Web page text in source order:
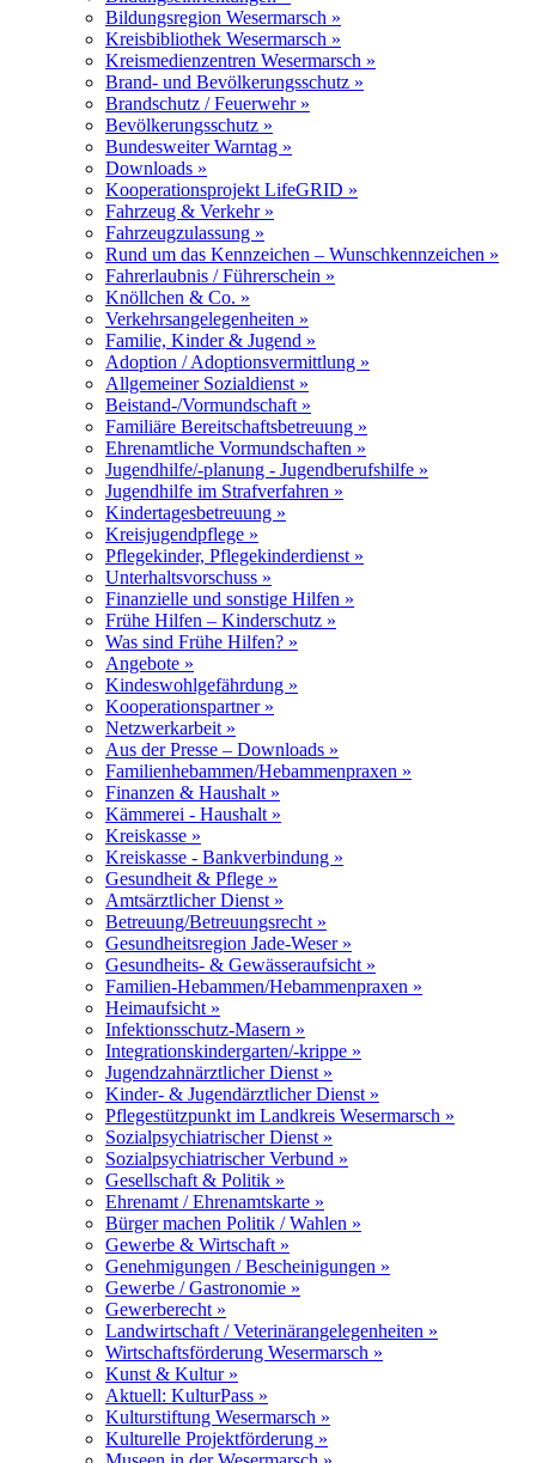
Bildungsregion Wesermarsch »
Kreisbibliothek Wesermarsch »
Kreismedienzentren Wesermarsch »
Brand- und Bevölkerungsschutz »
Brandschutz / Feuerwehr »
Bevölkerungsschutz »
Bundesweiter Warntag »
Downloads »
Kooperationsprojekt LifeGRID »
Fahrzeug & Verkehr »
Fahrzeugzulassung »
Rund um das Kennzeichen – Wunschkennzeichen »
Fahrerlaubnis / Führerschein »
Knöllchen & Co. »
Verkehrsangelegenheiten »
Familie, Kinder & Jugend »
Adoption / Adoptionsvermittlung »
Allgemeiner Sozialdienst »
Beistand-/Vormundschaft »
Familiäre Bereitschaftsbetreuung »
Ehrenamtliche Vormundschaften »
Jugendhilfe/-planung - Jugendberufshilfe »
Jugendhilfe im Strafverfahren »
Kindertagesbetreuung »
Kreisjugendpflege »
Pflegekinder, Pflegekinderdienst »
Unterhaltsvorschuss »
Finanzielle und sonstige Hilfen »
Frühe Hilfen – Kinderschutz »
Was sind Frühe Hilfen? »
Angebote »
Kindeswohlgefährdung »
Kooperationspartner »
Netzwerkarbeit »
Aus der Presse – Downloads »
Familienhebammen/Hebammenpraxen »
Finanzen & Haushalt »
Kämmerei - Haushalt »
Kreiskasse »
Kreiskasse - Bankverbindung »
Gesundheit & Pflege »
Amtsärztlicher Dienst »
Betreuung/Betreuungsrecht »
Gesundheitsregion Jade-Weser »
Gesundheits- & Gewässeraufsicht »
Familien-Hebammen/Hebammenpraxen »
Heimaufsicht »
Infektionsschutz-Masern »
Integrationskindergarten/-krippe »
Jugendzahnärztlicher Dienst »
Kinder- & Jugendärztlicher Dienst »
Pflegestützpunkt im Landkreis Wesermarsch »
Sozialpsychiatrischer Dienst »
Sozialpsychiatrischer Verbund »
Gesellschaft & Politik »
Ehrenamt / Ehrenamtskarte »
Bürger machen Politik / Wahlen »
Gewerbe & Wirtschaft »
Genehmigungen / Bescheinigungen »
Gewerbe / Gastronomie »
Gewerberecht »
Landwirtschaft / Veterinärangelegenheiten »
Wirtschaftsförderung Wesermarsch »
Kunst & Kultur »
Aktuell: KulturPass »
Kulturstiftung Wesermarsch »
Kulturelle Projektförderung »